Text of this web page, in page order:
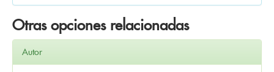
Otras opciones relacionadas
Autor